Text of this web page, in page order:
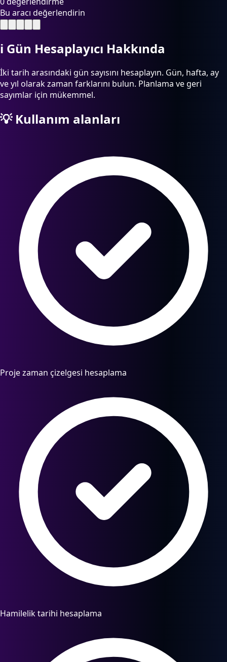
Bu aracı değerlendirin
ℹ️ Gün Hesaplayıcı Hakkında
İki tarih arasındaki gün sayısını hesaplayın. Gün, hafta, ay
ve yıl olarak zaman farklarını bulun. Planlama ve geri
sayımlar için mükemmel.
💡Kullanım alanları
Proje zaman çizelgesi hesaplama
Hamilelik tarihi hesaplama